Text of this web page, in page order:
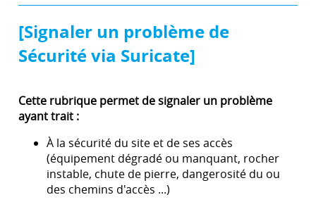
[Signaler un problème de
Sécurité via Suricate]
Cette rubrique permet de signaler un problème
ayant trait :
À la sécurité du site et de ses accès
(équipement dégradé ou manquant, rocher
instable, chute de pierre, dangerosité du ou
des chemins d'accès ...)